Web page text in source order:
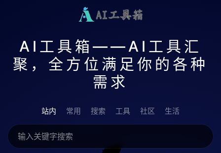
AI工具箱——AI工具汇
聚，全方位满足你的各种
需求
站内 常用 搜索 工具 社区 生活